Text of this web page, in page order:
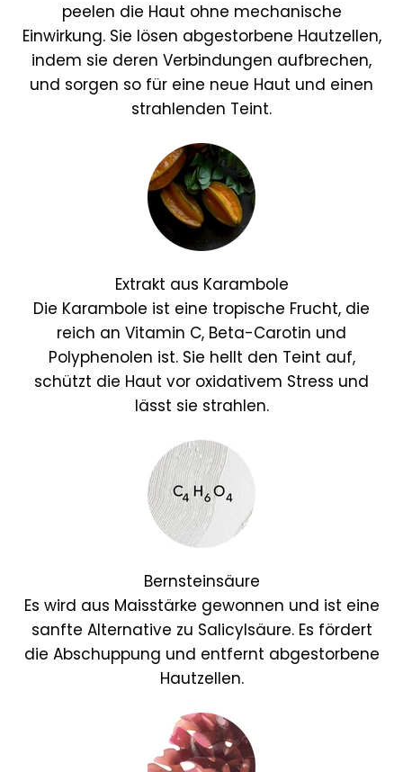
peelen die Haut ohne mechanische
Einwirkung. Sie lösen abgestorbene Hautzellen,
indem sie deren Verbindungen aufbrechen,
und sorgen so für eine neue Haut und einen
strahlenden Teint.
Extrakt aus Karambole
Die Karambole ist eine tropische Frucht, die
reich an Vitamin C, Beta-Carotin und
Polyphenolen ist. Sie hellt den Teint auf,
schützt die Haut vor oxidativem Stress und
lässt sie strahlen.
Bernsteinsäure
Es wird aus Maisstärke gewonnen und ist eine
sanfte Alternative zu Salicylsäure. Es fördert
die Abschuppung und entfernt abgestorbene
Hautzellen.